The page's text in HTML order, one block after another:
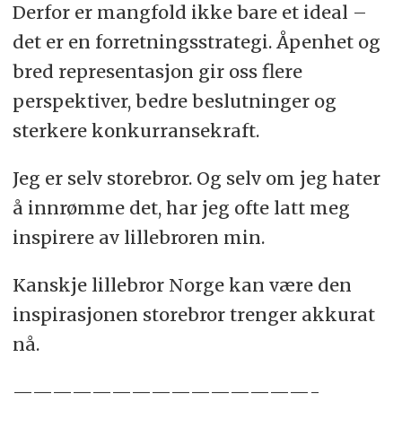
Derfor er mangfold ikke bare et ideal –
det er en forretningsstrategi. Åpenhet og
bred representasjon gir oss flere
perspektiver, bedre beslutninger og
sterkere konkurransekraft.
Jeg er selv storebror. Og selv om jeg hater
å innrømme det, har jeg ofte latt meg
inspirere av lillebroren min.
Kanskje lillebror Norge kan være den
inspirasjonen storebror trenger akkurat
nå.
———————————————-